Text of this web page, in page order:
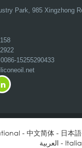
Park, 985 Xingzhong
15255290433
- 中文简体- 日本語
العربية -